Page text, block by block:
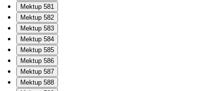
Mektup 581
Mektup 582
Mektup 583
Mektup 584
Mektup 585
Mektup 586
Mektup 587
Mektup 588